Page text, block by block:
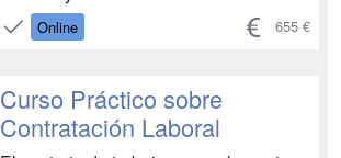
resolución de los conflictos derivados
de las decisiones empresariales
laboral. De ahí este Curso Práctico en
M...
Online 655 €
Curso Práctico sobre
Contratación Laboral